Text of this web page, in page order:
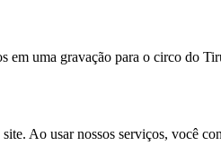
uma gravação para o circo do
Ao usar nossos serviços, você